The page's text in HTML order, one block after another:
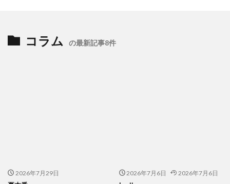
コラム の最新記事8件
2026年7月29日 2026年7月6日 2026年7月6日